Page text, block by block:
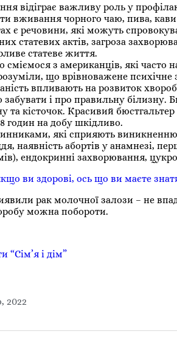
відіграє важливу роль у
вживання чорного чаю, пива,
є речовини, які можуть
статевих актів, загроза
статеве життя.
сміємося з американців, які часто
що врівноважене психічне
впливають на розвиток
забувати і про правильну білизну.
та кісточок. Красивий
годин на добу шкідливо.
які сприяють виникненню
наявність абортів у анамнезі,
ендокринні захворювання,
ви здорові, ось що ви маєте
рак молочної залози – не
можна побороти.
“Сім’я і дім”
2022